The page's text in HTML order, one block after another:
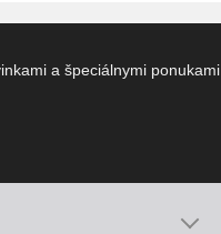
a špeciálnymi ponukami